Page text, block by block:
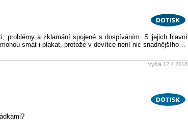
problémy a zklamání spojené s dospíváním. S jejich hlavní
smát i plakat, protože v devítce není nic snadnějšího…
Vyšla 12.4.2018